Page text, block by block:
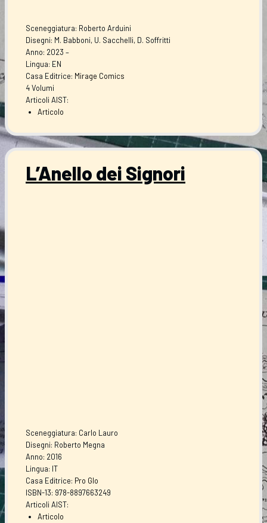
Sceneggiatura: Roberto Arduini
Disegni: M. Babboni, U. Sacchelli, D. Soffritti
Anno: 2023 –
Lingua: EN
Casa Editrice: Mirage Comics
4 Volumi
Articoli AIST:
Articolo
L’Anello dei Signori
Sceneggiatura: Carlo Lauro
Disegni: Roberto Megna
Anno: 2016
Lingua: IT
Casa Editrice: Pro Glo
ISBN-13: 978-8897663249
Articoli AIST:
Articolo